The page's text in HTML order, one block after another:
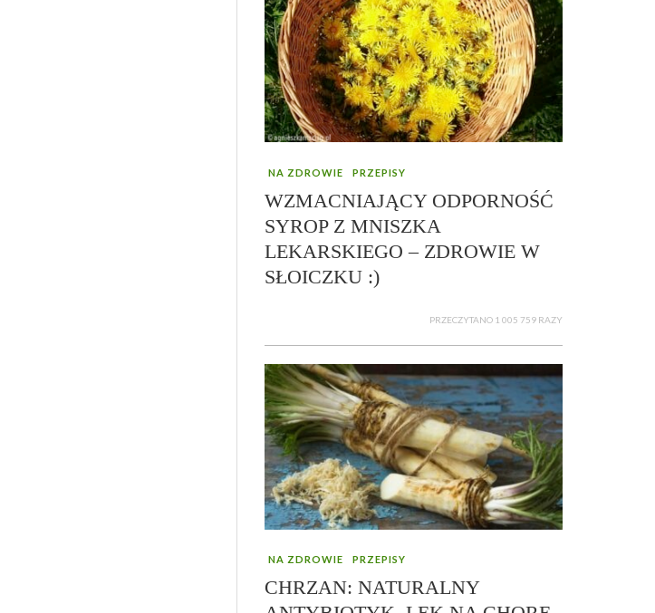
NA ZDROWIE PRZEPISY
WZMACNIAJĄCY ODPORNOŚĆ
SYROP Z MNISZKA
LEKARSKIEGO – ZDROWIE W
SŁOICZKU :)
PRZECZYTANO 1 005 759 RAZY
NA ZDROWIE PRZEPISY
CHRZAN: NATURALNY